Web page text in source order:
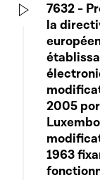
7632 -
la
2005
1963